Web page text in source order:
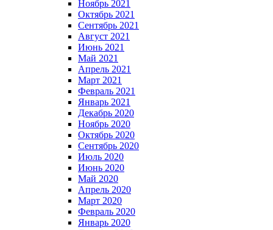
Ноябрь 2021
Октябрь 2021
Сентябрь 2021
Август 2021
Июнь 2021
Май 2021
Апрель 2021
Март 2021
Февраль 2021
Январь 2021
Декабрь 2020
Ноябрь 2020
Октябрь 2020
Сентябрь 2020
Июль 2020
Июнь 2020
Май 2020
Апрель 2020
Март 2020
Февраль 2020
Январь 2020